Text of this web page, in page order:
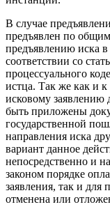
В случае
предъявлен по
предъявлению иска
соответствии со
процессуального
истца. Так же как и
исковому
быть приложены
государственной
направления иска
вариант данное
непосредственно и
законом порядке
заявления, так и для
отменена или